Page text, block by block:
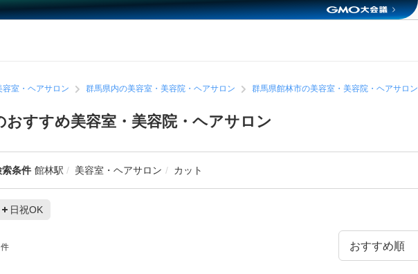
容室・ヘアサロン 群馬県内の美容室・美容院・ヘアサロン
群馬県館林市の美容室・美容院・ヘアサロン
おすすめ美容室・美容院・ヘアサロン
索条件 館林駅 美容室・ヘアサロン カット
日祝OK
件